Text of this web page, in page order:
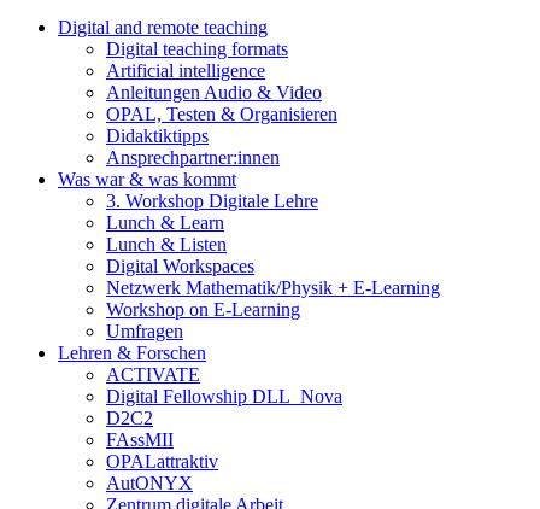
Digital and remote teaching
Digital teaching formats
Artificial intelligence
Anleitungen Audio & Video
OPAL, Testen & Organisieren
Didaktiktipps
Ansprechpartner:innen
Was war & was kommt
3. Workshop Digitale Lehre
Lunch & Learn
Lunch & Listen
Digital Workspaces
Netzwerk Mathematik/Physik + E-Learning
Workshop on E-Learning
Umfragen
Lehren & Forschen
ACTIVATE
Digital Fellowship DLL_Nova
D2C2
FAssMII
OPALattraktiv
AutONYX